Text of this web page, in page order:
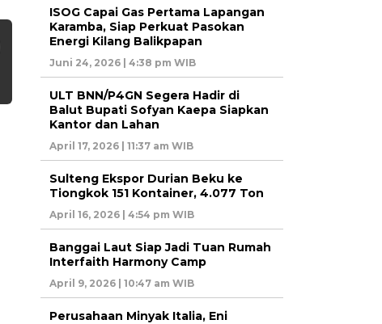
ISOG Capai Gas Pertama Lapangan
Karamba, Siap Perkuat Pasokan
Energi Kilang Balikpapan
Juni 24, 2026 | 4:38 pm WIB
ULT BNN/P4GN Segera Hadir di
Balut Bupati Sofyan Kaepa Siapkan
Kantor dan Lahan
April 17, 2026 | 11:37 am WIB
Sulteng Ekspor Durian Beku ke
Tiongkok 151 Kontainer, 4.077 Ton
April 16, 2026 | 4:54 pm WIB
Banggai Laut Siap Jadi Tuan Rumah
Interfaith Harmony Camp
April 9, 2026 | 10:47 am WIB
Perusahaan Minyak Italia, Eni